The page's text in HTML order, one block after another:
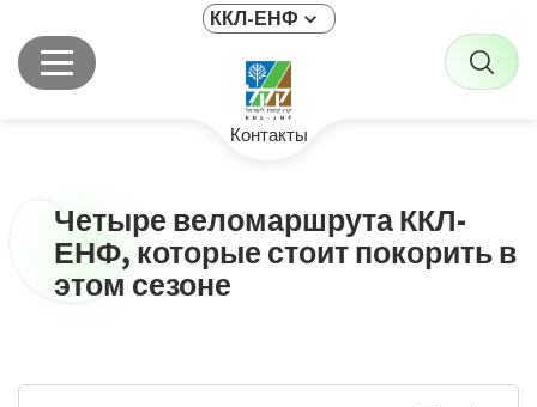
ККЛ-ЕНФ
Контакты
Четыре веломаршрута ККЛ-
ЕНФ, которые стоит покорить в
этом сезоне